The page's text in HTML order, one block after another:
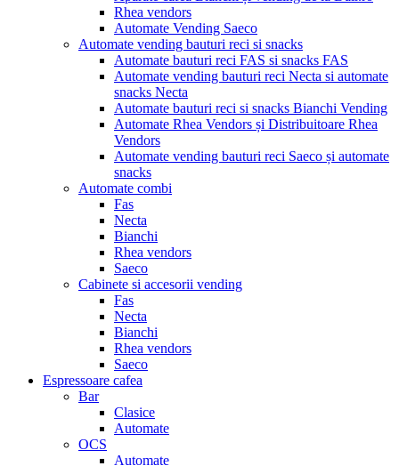
Rhea vendors
Automate Vending Saeco
Automate vending bauturi reci si snacks
Automate bauturi reci FAS si snacks FAS
Automate vending bauturi reci Necta si automate
snacks Necta
Automate bauturi reci si snacks Bianchi Vending
Automate Rhea Vendors și Distribuitoare Rhea
Vendors
Automate vending bauturi reci Saeco și automate
snacks
Automate combi
Fas
Necta
Bianchi
Rhea vendors
Saeco
Cabinete si accesorii vending
Fas
Necta
Bianchi
Rhea vendors
Saeco
Espressoare cafea
Bar
Clasice
Automate
OCS
Automate